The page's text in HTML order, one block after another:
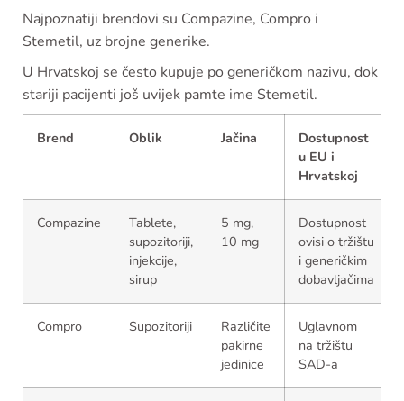
Najpoznatiji brendovi su Compazine, Compro i
Stemetil, uz brojne generike.
U Hrvatskoj se često kupuje po generičkom nazivu, dok
stariji pacijenti još uvijek pamte ime Stemetil.
Brend Oblik Jačina
Dostupnost
u EU i
Hrvatskoj
Compazine
Tablete,
supozitoriji,
injekcije,
sirup
5 mg,
10 mg
Dostupnost
ovisi o tržištu
i generičkim
dobavljačima
Compro Supozitoriji
Različite
pakirne
jedinice
Uglavnom
na tržištu
SAD-a